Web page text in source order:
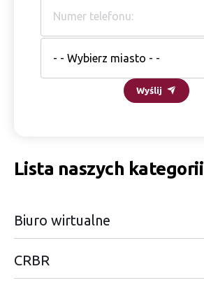
- - Wybierz miasto - -
Wyślij
Lista naszych kategorii
Biuro wirtualne
CRBR